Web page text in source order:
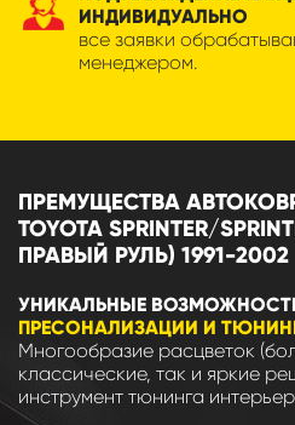
ИНДИВИДУАЛЬНО
все заявки
менеджером.
ПРЕМУЩЕСТВА
TOYOTA SPRINTER/
ПРАВЫЙ РУЛЬ) 1991-2002
УНИКАЛЬНЫЕ
ПРЕСОНАЛИЗАЦИИ И
Многообразие расцветок
классические, так и яркие
инструмент тюнинга